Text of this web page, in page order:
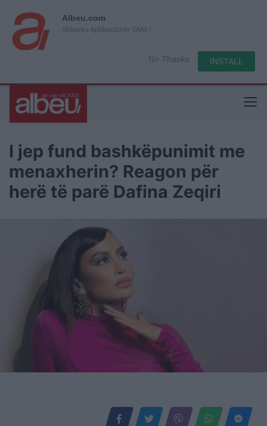
Albeu.com
Shkarko Aplikacionin TANI !
No Thanks INSTALL
I jep fund bashkëpunimit me
menaxherin? Reagon për
herë të parë Dafina Zeqiri